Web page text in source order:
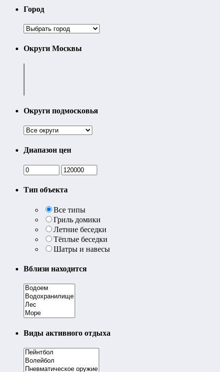
Город
Округи Москвы
Округи подмосковья
Диапазон цен
Тип объекта
Все типы
Гриль домики
Летние беседки
Тёплые беседки
Шатры и навесы
Вблизи находится
Виды активного отдыха